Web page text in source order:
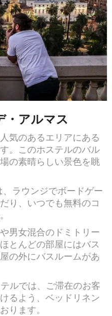
・アルマス
気のあるエリアにある
。このホステルのバル
の素晴らしい景色を眺
ラウンジでボードゲー
り、いつでも無料のコ
男女混合のドミトリー
とんどの部屋にはバス
の外にバスルームがあ
ルでは、ご滞在のお客
るよう、ベッドリネン
ります。